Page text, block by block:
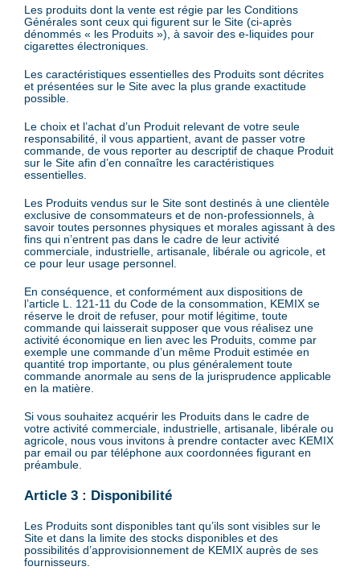
Les produits dont la vente est régie par les Conditions
Générales sont ceux qui figurent sur le Site (ci-après
dénommés « les Produits »), à savoir des e-liquides pour
cigarettes électroniques.
Les caractéristiques essentielles des Produits sont décrites
et présentées sur le Site avec la plus grande exactitude
possible.
Le choix et l’achat d’un Produit relevant de votre seule
responsabilité, il vous appartient, avant de passer votre
commande, de vous reporter au descriptif de chaque Produit
sur le Site afin d’en connaître les caractéristiques
essentielles.
Les Produits vendus sur le Site sont destinés à une clientèle
exclusive de consommateurs et de non-professionnels, à
savoir toutes personnes physiques et morales agissant à des
fins qui n’entrent pas dans le cadre de leur activité
commerciale, industrielle, artisanale, libérale ou agricole, et
ce pour leur usage personnel.
En conséquence, et conformément aux dispositions de
l’article L. 121-11 du Code de la consommation, KEMIX se
réserve le droit de refuser, pour motif légitime, toute
commande qui laisserait supposer que vous réalisez une
activité économique en lien avec les Produits, comme par
exemple une commande d’un même Produit estimée en
quantité trop importante, ou plus généralement toute
commande anormale au sens de la jurisprudence applicable
en la matière.
Si vous souhaitez acquérir les Produits dans le cadre de
votre activité commerciale, industrielle, artisanale, libérale ou
agricole, nous vous invitons à prendre contacter avec KEMIX
par email ou par téléphone aux coordonnées figurant en
préambule.
Article 3 : Disponibilité
Les Produits sont disponibles tant qu’ils sont visibles sur le
Site et dans la limite des stocks disponibles et des
possibilités d’approvisionnement de KEMIX auprès de ses
fournisseurs.